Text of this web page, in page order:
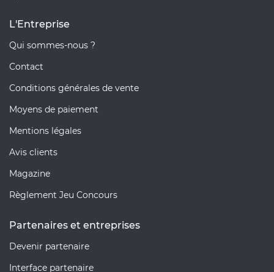
L'Entreprise
Qui sommes-nous ?
Contact
Conditions générales de vente
Moyens de paiement
Mentions légales
Avis clients
Magazine
Règlement Jeu Concours
Partenaires et entreprises
Devenir partenaire
Interface partenaire